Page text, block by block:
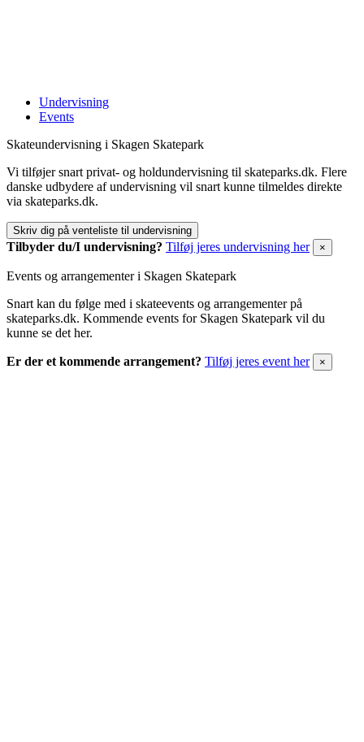
Undervisning
Events
Skateundervisning i Skagen Skatepark
Vi tilføjer snart privat- og holdundervisning til skateparks.dk. Flere
danske udbydere af undervisning vil snart kunne tilmeldes direkte
via skateparks.dk.
Skriv dig på venteliste til undervisning
Tilbyder du/I undervisning? Tilføj jeres undervisning her ×
Events og arrangementer i Skagen Skatepark
Snart kan du følge med i skateevents og arrangementer på
skateparks.dk. Kommende events for Skagen Skatepark vil du
kunne se det her.
Er der et kommende arrangement? Tilføj jeres event her ×